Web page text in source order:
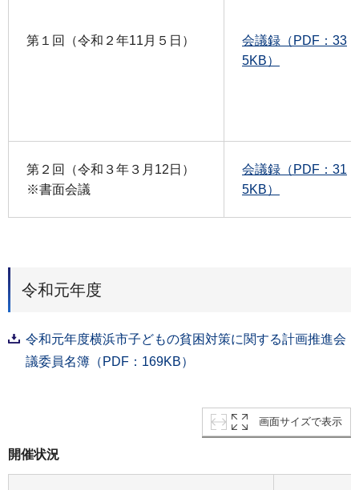
第１回（令和２年11月５日）
会議録（PDF：33
5KB）
第２回（令和３年３月12日）
※書面会議
会議録（PDF：31
5KB）
令和元年度
令和元年度横浜市子どもの貧困対策に関する計画推進会
議委員名簿（PDF：169KB）
画面サイズで表示
開催状況